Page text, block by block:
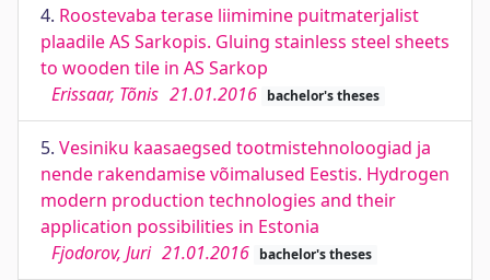
4. Roostevaba terase liimimine puitmaterjalist
plaadile AS Sarkopis. Gluing stainless steel sheets
to wooden tile in AS Sarkop
Erissaar, Tõnis 21.01.2016 bachelor's theses
5. Vesiniku kaasaegsed tootmistehnoloogiad ja
nende rakendamise võimalused Eestis. Hydrogen
modern production technologies and their
application possibilities in Estonia
Fjodorov, Juri 21.01.2016 bachelor's theses